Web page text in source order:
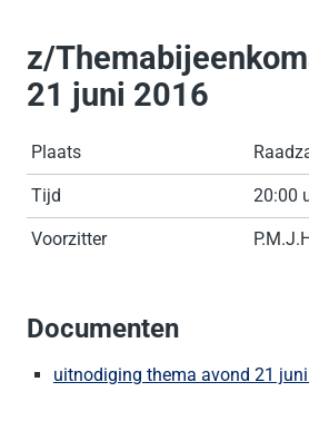
z/
21 juni 2016
Plaats
Tijd 20:00
Voorzitter
Documenten
uitnodiging thema avond 21